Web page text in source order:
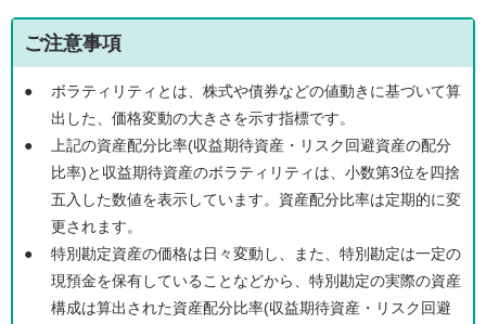
ご注意事項
●
ボラティリティとは、株式や債券などの値動きに基づいて算
出した、価格変動の大きさを示す指標です。
●
上記の資産配分比率(収益期待資産・リスク回避資産の配分
比率)と収益期待資産のボラティリティは、小数第3位を四捨
五入した数値を表示しています。資産配分比率は定期的に変
更されます。
●
特別勘定資産の価格は日々変動し、また、特別勘定は一定の
現預金を保有していることなどから、特別勘定の実際の資産
構成は算出された資産配分比率(収益期待資産・リスク回避